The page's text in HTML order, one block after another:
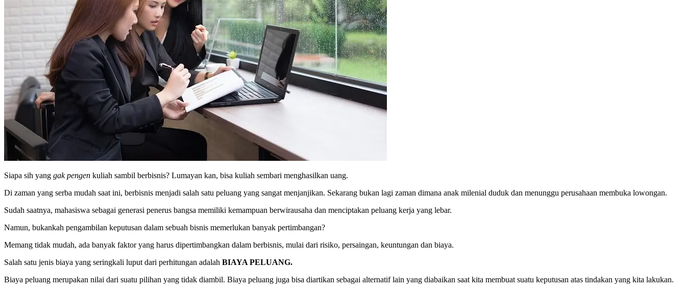
Siapa sih yang gak pengen kuliah sambil berbisnis? Lumayan kan, bisa kuliah sembari menghasilkan uang.
Di zaman yang serba mudah saat ini, berbisnis menjadi salah satu peluang yang sangat menjanjikan. Sekarang bukan lagi zaman dimana anak milenial duduk dan menunggu perusahaan membuka lowongan.
Sudah saatnya, mahasiswa sebagai generasi penerus bangsa memiliki kemampuan berwirausaha dan menciptakan peluang kerja yang lebar.
Namun, bukankah pengambilan keputusan dalam sebuah bisnis memerlukan banyak pertimbangan?
Memang tidak mudah, ada banyak faktor yang harus dipertimbangkan dalam berbisnis, mulai dari risiko, persaingan, keuntungan dan biaya.
Salah satu jenis biaya yang seringkali luput dari perhitungan adalah BIAYA PELUANG.
Biaya peluang merupakan nilai dari suatu pilihan yang tidak diambil. Biaya peluang juga bisa diartikan sebagai alternatif lain yang diabaikan saat kita membuat suatu keputusan atas tindakan yang kita lakukan.